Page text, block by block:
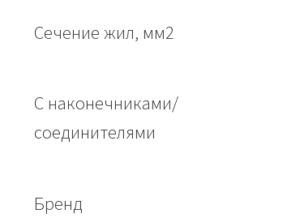
Сечение жил, мм2
С наконечниками/
соединителями
Бренд